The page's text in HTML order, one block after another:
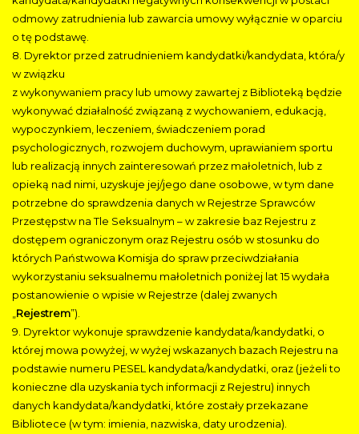
odmowy zatrudnienia lub zawarcia umowy wyłącznie w oparciu
o tę podstawę.
8. Dyrektor przed zatrudnieniem kandydatki/kandydata, która/y
w związku
z wykonywaniem pracy lub umowy zawartej z Biblioteką będzie
wykonywać działalność związaną z wychowaniem, edukacją,
wypoczynkiem, leczeniem, świadczeniem porad
psychologicznych, rozwojem duchowym, uprawianiem sportu
lub realizacją innych zainteresowań przez małoletnich, lub z
opieką nad nimi, uzyskuje jej/jego dane osobowe, w tym dane
potrzebne do sprawdzenia danych w Rejestrze Sprawców
Przestępstw na Tle Seksualnym – w zakresie baz Rejestru z
dostępem ograniczonym oraz Rejestru osób w stosunku do
których Państwowa Komisja do spraw przeciwdziałania
wykorzystaniu seksualnemu małoletnich poniżej lat 15 wydała
postanowienie o wpisie w Rejestrze (dalej zwanych
Rejestrem”).
9. Dyrektor wykonuje sprawdzenie kandydata/kandydatki, o
której mowa powyżej, w wyżej wskazanych bazach Rejestru na
podstawie numeru PESEL kandydata/kandydatki, oraz (jeżeli to
konieczne dla uzyskania tych informacji z Rejestru) innych
danych kandydata/kandydatki, które zostały przekazane
Bibliotece (w tym: imienia, nazwiska, daty urodzenia).